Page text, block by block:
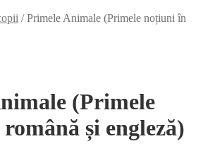
/Primele Animale (Primele noțiuni în
(Primele
și engleză)